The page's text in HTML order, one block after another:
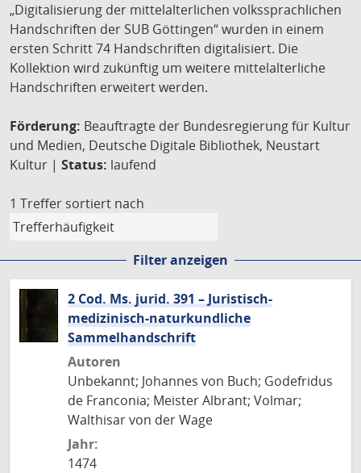
„Digitalisierung der mittelalterlichen volkssprachlichen
Handschriften der SUB Göttingen“ wurden in einem
ersten Schritt 74 Handschriften digitalisiert. Die
Kollektion wird zukünftig um weitere mittelalterliche
Handschriften erweitert werden.
Förderung: Beauftragte der Bundesregierung für Kultur
und Medien, Deutsche Digitale Bibliothek, Neustart
Kultur | Status: laufend
1 Treffer sortiert nach
Filter anzeigen
2 Cod. Ms. jurid. 391 – Juristisch-
medizinisch-naturkundliche
Sammelhandschrift
Autoren
Unbekannt; Johannes von Buch; Godefridus
de Franconia; Meister Albrant; Volmar;
Walthisar von der Wage
Jahr:
1474